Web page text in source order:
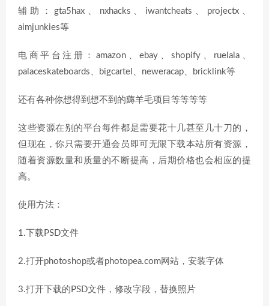
辅助：gta5hax、nxhacks、iwantcheats、projectx、
aimjunkies等
电商平台注册：amazon、ebay、shopify、ruelala、
palaceskateboards、bigcartel、neweracap、bricklink等
还有各种你想得到想不到的薅羊毛项目等等等等
这些资源在别的平台每件都是需要花十几甚至几十刀的，
但现在，你只需要开通会员即可无限下载本站所有资源，
随着资源数量和质量的不断提高，后期价格也会相应的提
高。
使用方法：
1.下载PSD文件
2.打开photoshop或者photopea.com网站，安装字体
3.打开下载的PSD文件，修改字段，替换照片